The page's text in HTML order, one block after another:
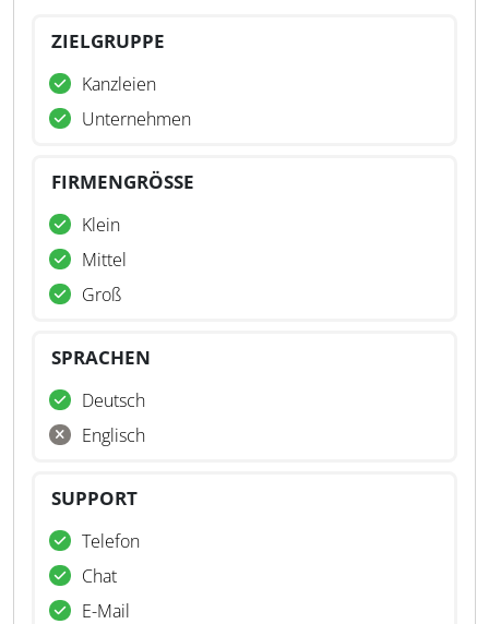
ZIELGRUPPE
Kanzleien
Unternehmen
FIRMENGRÖSSE
Klein
Mittel
Groß
SPRACHEN
Deutsch
Englisch
SUPPORT
Telefon
Chat
E-Mail